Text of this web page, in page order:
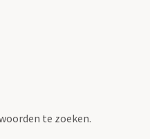
te zoeken.